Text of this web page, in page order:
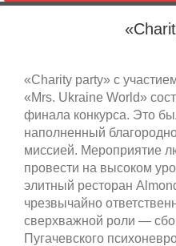
«Charity party» с
«Mrs. Ukraine World»
финала конкурса. Это
наполненный
миссией. Мероприятие
провести на высоком
элитный ресторан
чрезвычайно
сверхважной роли —
Пугачевского